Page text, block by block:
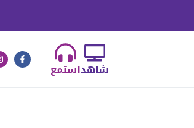
استمعشاهد